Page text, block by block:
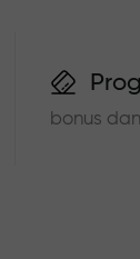
bonus